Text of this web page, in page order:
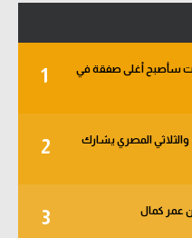
1
سأصبح أغلى صفقة في
2
في الجول - الأهلي يبدأ من دور الـ 32.. والثلاثي المصري يشارك
3 عمر كمال